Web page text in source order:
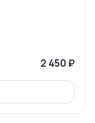
2 450 ₽